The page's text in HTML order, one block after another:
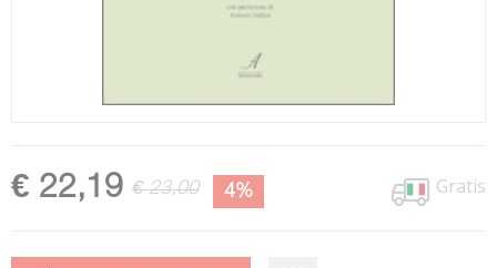
€ 22,19 € 23,00 4% Gratis